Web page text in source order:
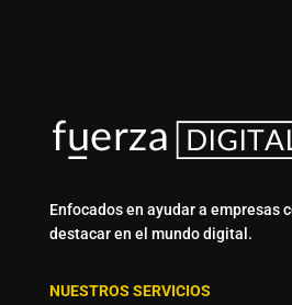
Enfocados en ayudar a empresas
destacar en el mundo digital.
NUESTROS SERVICIOS